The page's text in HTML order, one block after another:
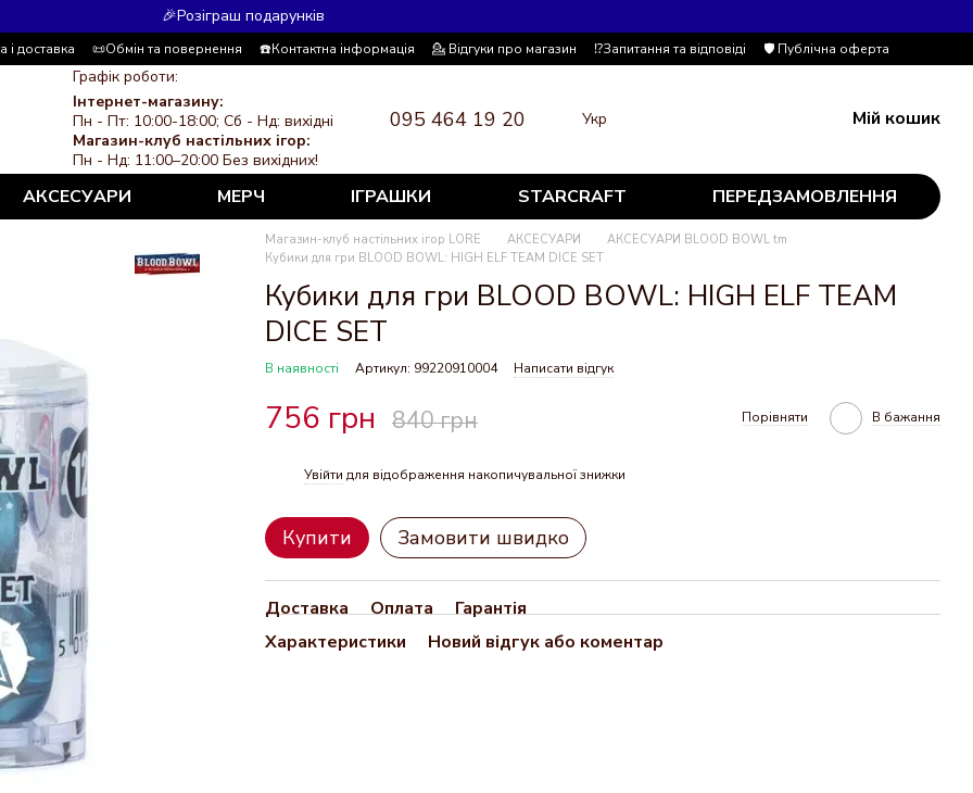
🎉Розіграш подарунків
і доставка 📜Обмін та повернення ☎️Контактна інформація 💁 Відгуки про магазин ⁉️Запитання та відповіді
🛡️ Публічна оферта
знижок
ЗМІ про нас Політика конфіденційності
Графік роботи:
Інтернет-магазину:
Пн - Пт: 10:00-18:00; Сб - Нд: вихідні
Магазин-клуб настільних ігор:
Пн - Нд: 11:00–20:00 Без вихідних!
095 464 19 20 Укр Мій кошик
АКСЕСУАРИ МЕРЧ ІГРАШКИ STARCRAFT ПЕРЕДЗАМОВЛЕННЯ
Магазин-клуб настільних ігор LORE АКСЕСУАРИ
АКСЕСУАРИ BLOOD BOWL tm
Кубики для гри BLOOD BOWL: HIGH ELF TEAM DICE SET
Кубики для гри BLOOD BOWL: HIGH ELF TEAM
DICE SET
В наявності Артикул: 99220910004 Написати відгук
756 грн 840 грн Порівняти В бажання
Увійти для відображення накопичувальної знижки
Купити Замовити швидко
Доставка Оплата
Гарантія
Характеристики
Новий відгук або коментар